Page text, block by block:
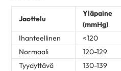
Jaottelu
Yläpaine
(mmHg)
Ihanteellinen
<120
Normaali
120-129
Tyydyttävä
130-139